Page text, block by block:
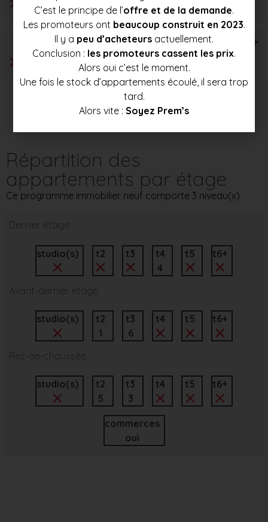
T6+
Répartition des
appartements par étage
Ce programme immobilier neuf comporte 3 niveau(x)
Dernier étage
studio(s) t2 t3
t4
4
t5 t6+
Avant-dernier étage
studio(s)
t2
1
t3
6
t4 t5 t6+
Rez-de-chaussée
studio(s)
t2
5
t3
3
t4 t5 t6+
commerces
oui
C’est le principe de l’offre et de la demande.
Les promoteurs ont beaucoup construit en 2023.
Il y a peu d’acheteurs actuellement.
Conclusion : les promoteurs cassent les prix.
Alors oui c’est le moment.
Une fois le stock d’appartements écoulé, il sera trop
tard.
Alors vite : Soyez Prem’s